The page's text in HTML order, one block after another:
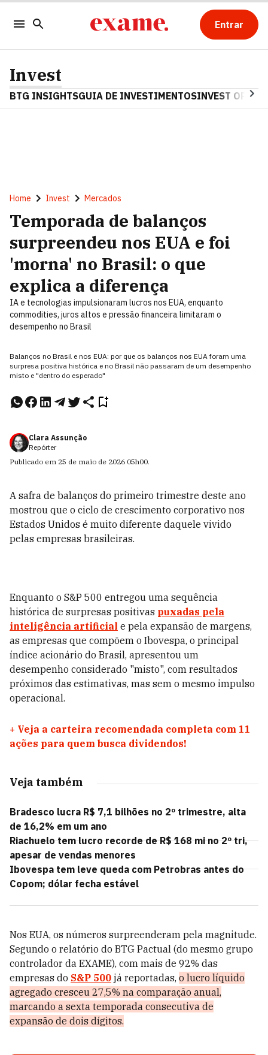
Entrar
Invest
BTG INSIGHTSGUIA DE INVESTIMENTOSINVEST OPINA
Home Invest Mercados
Temporada de balanços
surpreendeu nos EUA e foi
'morna' no Brasil: o que
explica a diferença
IA e tecnologias impulsionaram lucros nos EUA, enquanto
commodities, juros altos e pressão financeira limitaram o
desempenho no Brasil
Balanços no Brasil e nos EUA: por que os balanços nos EUA foram uma
surpresa positiva histórica e no Brasil não passaram de um desempenho
misto e "dentro do esperado"
Clara Assunção
Repórter
Publicado em 25 de maio de 2026 05h00.
A safra de balanços do primeiro trimestre deste ano
mostrou que o ciclo de crescimento corporativo nos
Estados Unidos é muito diferente daquele vivido
pelas empresas brasileiras.
Enquanto o S&P 500 entregou uma sequência
histórica de surpresas positivas puxadas pela
inteligência artificial e pela expansão de margens,
as empresas que compõem o Ibovespa, o principal
índice acionário do Brasil, apresentou um
desempenho considerado "misto", com resultados
próximos das estimativas, mas sem o mesmo impulso
operacional.
+ Veja a carteira recomendada completa com 11
ações para quem busca dividendos!
Veja também
Bradesco lucra R$ 7,1 bilhões no 2º trimestre, alta
de 16,2% em um ano
Riachuelo tem lucro recorde de R$ 168 mi no 2º tri,
apesar de vendas menores
Ibovespa tem leve queda com Petrobras antes do
Copom; dólar fecha estável
Nos EUA, os números surpreenderam pela magnitude.
Segundo o relatório do BTG Pactual (do mesmo grupo
controlador da EXAME), com mais de 92% das
empresas do S&P 500 já reportadas, o lucro líquido
agregado cresceu 27,5% na comparação anual,
marcando a sexta temporada consecutiva de
expansão de dois dígitos.